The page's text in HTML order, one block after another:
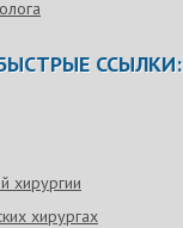
ССЫЛКИ:
хирургии
хирургах